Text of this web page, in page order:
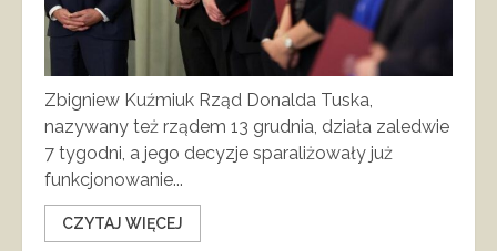
Zbigniew Kuźmiuk Rząd Donalda Tuska,
nazywany też rządem 13 grudnia, działa zaledwie
7 tygodni, a jego decyzje sparaliżowały już
funkcjonowanie...
CZYTAJ WIĘCEJ